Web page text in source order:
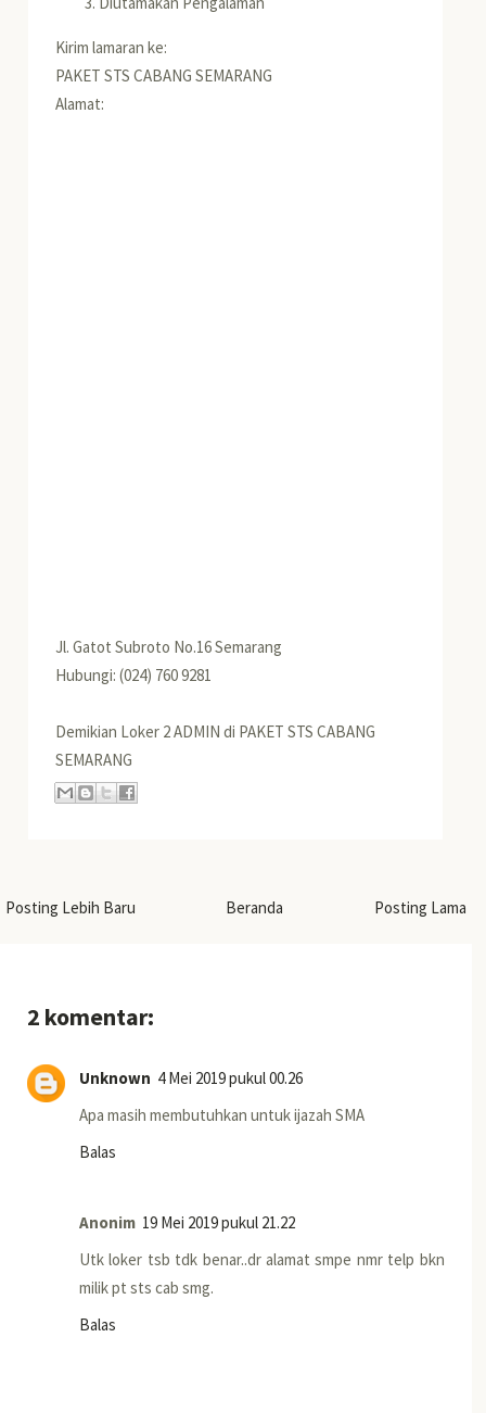
Kirim lamaran ke:
PAKET STS CABANG SEMARANG
Alamat:
Jl. Gatot Subroto No.16 Semarang
Hubungi: (024) 760 9281
Demikian Loker 2 ADMIN di PAKET STS CABANG
SEMARANG
Posting Lebih Baru Posting Lama
Beranda
2 komentar:
Unknown 4 Mei 2019 pukul 00.26
Apa masih membutuhkan untuk ijazah SMA
Balas
Anonim 19 Mei 2019 pukul 21.22
Utk loker tsb tdk benar..dr alamat smpe nmr telp bkn
milik pt sts cab smg.
Balas